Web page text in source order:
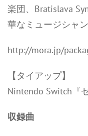
楽団、Bratislava
華なミュージシャ
http://mora.jp/
【タイアップ】
Nintendo Switch『
収録曲